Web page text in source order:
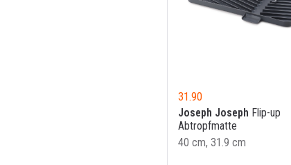
31.90
Joseph Joseph Flip-up
Abtropfmatte
40 cm, 31.9 cm